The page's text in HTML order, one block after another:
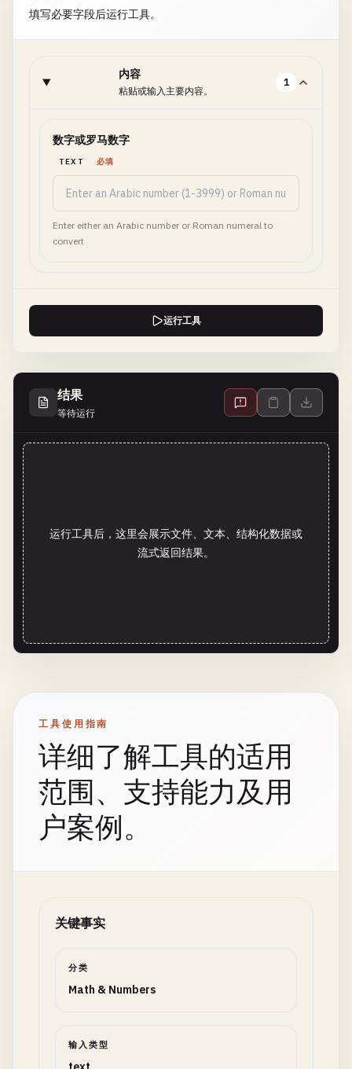
填写必要字段后运行工具。
内容
粘贴或输入主要内容。
1
数字或罗马数字
TEXT 必填
Enter either an Arabic number or Roman numeral to
convert
运行工具
结果
等待运行
运行工具后，这里会展示文件、文本、结构化数据或
流式返回结果。
工具使用指南
详细了解工具的适用
范围、支持能力及用
户案例。
关键事实
分类
Math & Numbers
输入类型